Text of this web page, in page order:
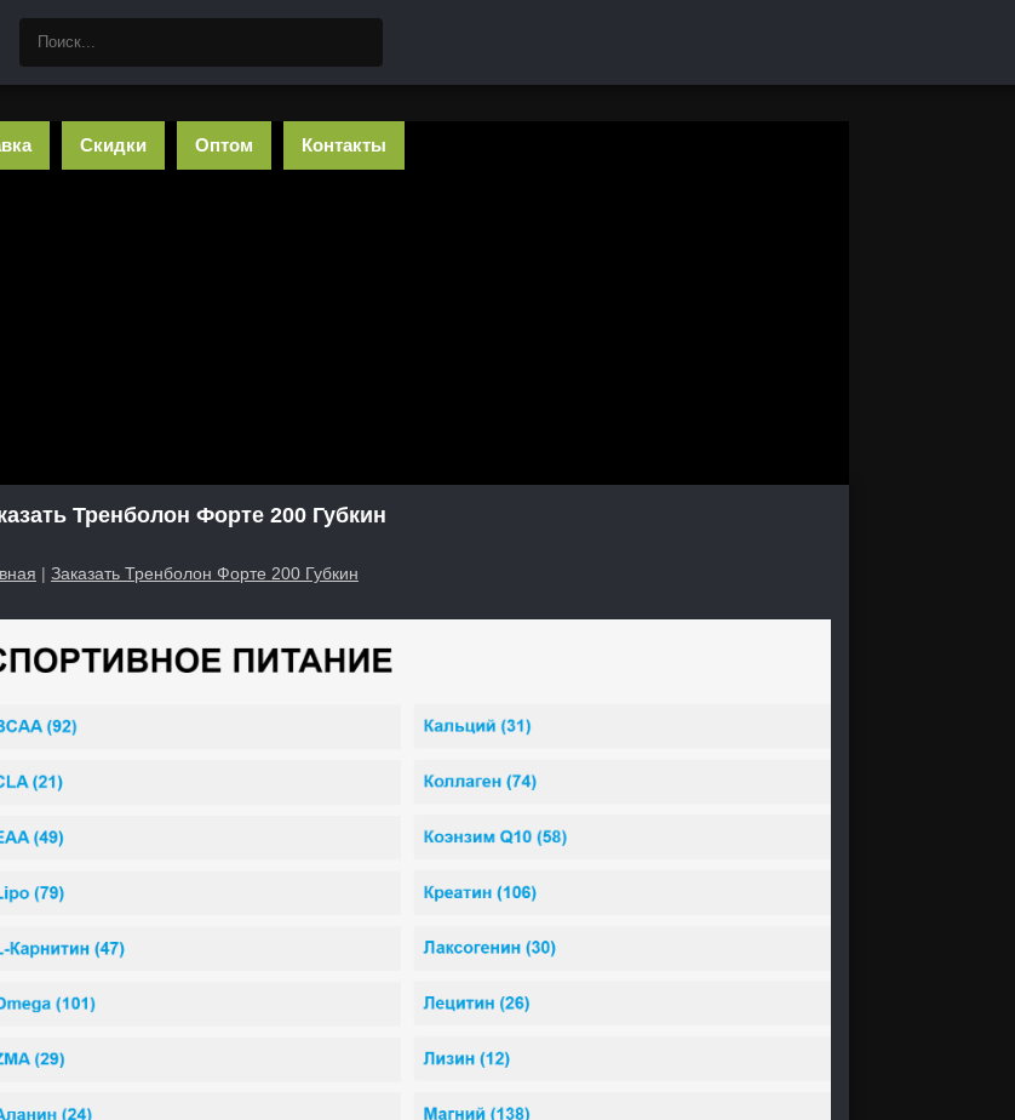
Скидки Оптом Контакты
Тренболон Форте 200 Губкин
| Заказать Тренболон Форте 200 Губкин